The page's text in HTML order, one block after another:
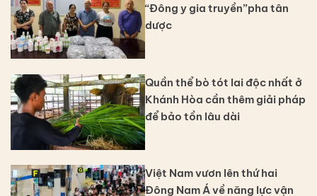
“Đông y gia truyền”pha tân
dược
Quần thể bò tót lai độc nhất ở
Khánh Hòa cần thêm giải pháp
để bảo tồn lâu dài
Việt Nam vươn lên thứ hai
Đông Nam Á về năng lực vận